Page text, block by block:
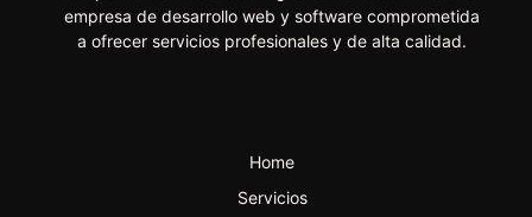
empresa de desarrollo web y software comprometida
a ofrecer servicios profesionales y de alta calidad.
Home
Servicios